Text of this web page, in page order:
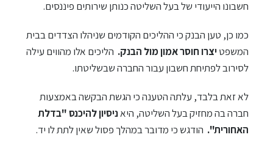
חשבונו הייעודי של בעל השליטה כנותן שירותים פיננסים.
כמו כן, טען הבנק כי ההליכים הקודמים שניהלו הצדדים בבית
המשפטיצרו חוסר אמון מול הבנק. הליכים אלו מהווים עילה
לסירוב לפתיחת חשבון עבור החברה שבשליטתו.
לא זאת בלבד, עלתה הטענה כי הגשת הבקשה באמצעות
חברה בה מחזיק בעל השליטה, היאניסיון להיכנס "בדלת
האחורית". הודגש כי מדובר במהלך פסול שאין לתת לו יד.